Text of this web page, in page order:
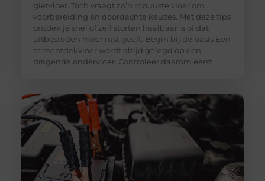
gietvloer. Toch vraagt zo’n robuuste vloer om
voorbereiding en doordachte keuzes. Met deze tips
ontdek je snel of zelf storten haalbaar is of dat
uitbesteden meer rust geeft. Begin bij de basis Een
cementdekvloer wordt altijd gelegd op een
dragende ondervloer. Controleer daarom eerst